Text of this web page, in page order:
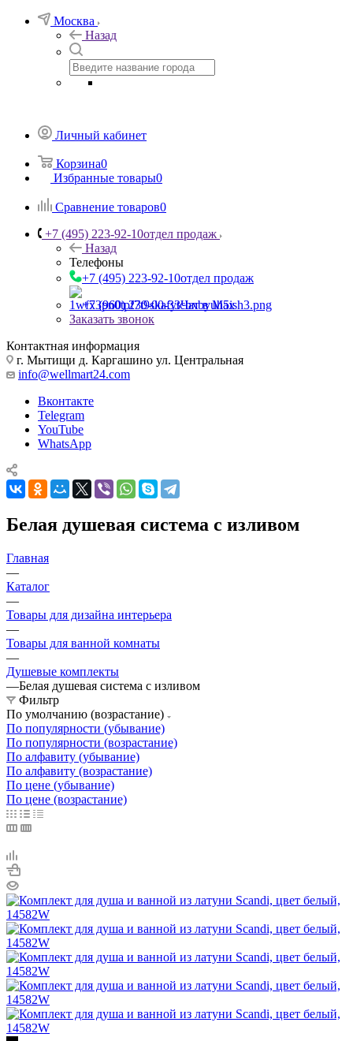
Москва
Назад
Личный кабинет
Корзина0
Избранные товары0
Сравнение товаров0
+7 (495) 223-92-10отдел продаж
Назад
Телефоны
+7 (495) 223-92-10отдел продаж
+7 (960) 230-00-33Чат в Max
Заказать звонок
Контактная информация
г. Мытищи д. Каргашино ул. Центральная
info@wellmart24.com
Вконтакте
Telegram
YouTube
WhatsApp
Белая душевая система с изливом
Главная
—
Каталог
—
Товары для дизайна интерьера
—
Товары для ванной комнаты
—
Душевые комплекты
—Белая душевая система с изливом
Фильтр
По умолчанию (возрастание)
По популярности (убывание)
По популярности (возрастание)
По алфавиту (убывание)
По алфавиту (возрастание)
По цене (убывание)
По цене (возрастание)